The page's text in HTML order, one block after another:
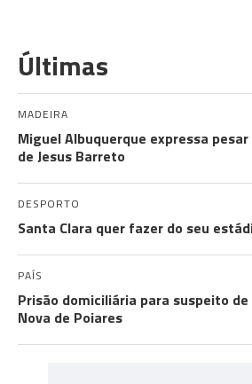
Últimas
MADEIRA
Miguel Albuquerque expressa
de Jesus Barreto
DESPORTO
Santa Clara quer fazer do seu
PAÍS
Prisão domiciliária para suspeito
Nova de Poiares